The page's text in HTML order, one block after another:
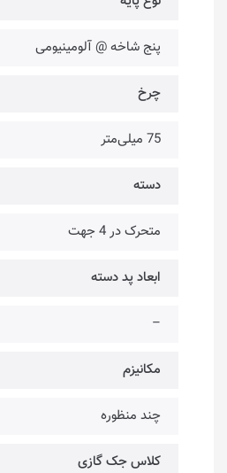
پنج شاخه @ آلومینیومی
چرخ
75 میلی‌متر
دسته
متحرک در 4 جهت
ابعاد پد دسته
–
مکانیزم
چند منظوره
کلاس جک گازی